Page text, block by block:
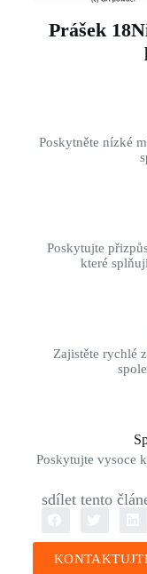
Prášek
Poskytněte nízké
Poskytujte
které
Zajistěte rychlé
Poskytujte vysoce
sdílet tento